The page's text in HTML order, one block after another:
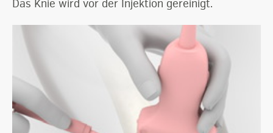
Das Knie wird vor der Injektion gereinigt.